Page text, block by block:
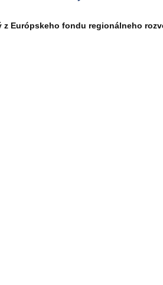
Európskeho fondu regionálneho